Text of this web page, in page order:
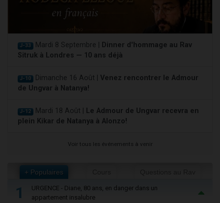
J-33 Mardi 8 Septembre | Dinner d'hommage au Rav
Sitruk à Londres — 10 ans déjà
J-10 Dimanche 16 Août | Venez rencontrer le Admour
de Ungvar à Natanya!
J-12 Mardi 18 Août | Le Admour de Ungvar recevra en
plein Kikar de Natanya à Alonzo!
Voir tous les événements à venir
+ Populaires
1
URGENCE - Diane, 80 ans, en danger dans un
appartement insalubre